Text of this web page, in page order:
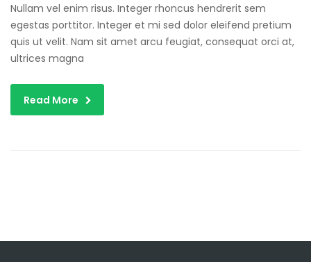
Nullam vel enim risus. Integer rhoncus hendrerit sem
egestas porttitor. Integer et mi sed dolor eleifend pretium
quis ut velit. Nam sit amet arcu feugiat, consequat orci at,
ultrices magna
Read More